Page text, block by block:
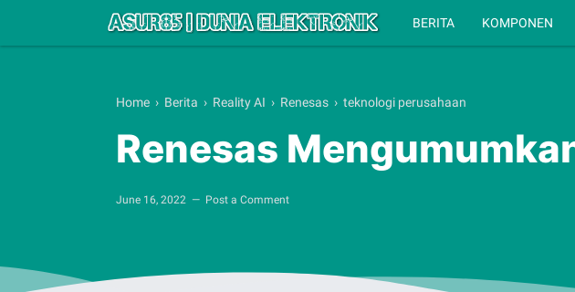
BERITA KOMPONEN
Home › Berita › Reality AI › Renesas › teknologi perusahaan
Renesas
June 16, 2022 Post a Comment